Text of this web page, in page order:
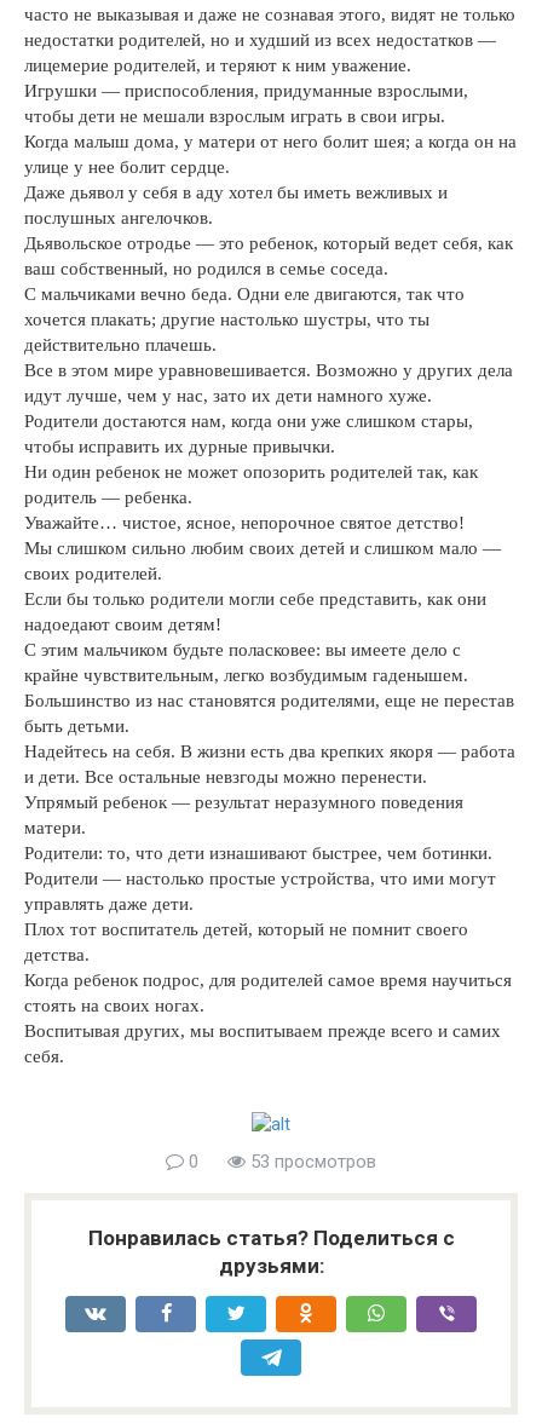
часто не выказывая и даже не сознавая этого, видят не только
недостатки родителей, но и худший из всех недостатков —
лицемерие родителей, и теряют к ним уважение.
Игрушки — приспособления, придуманные взрослыми,
чтобы дети не мешали взрослым играть в свои игры.
Когда малыш дома, у матери от него болит шея; а когда он на
улице у нее болит сердце.
Даже дьявол у себя в аду хотел бы иметь вежливых и
послушных ангелочков.
Дьявольское отродье — это ребенок, который ведет себя, как
ваш собственный, но родился в семье соседа.
С мальчиками вечно беда. Одни еле двигаются, так что
хочется плакать; другие настолько шустры, что ты
действительно плачешь.
Все в этом мире уравновешивается. Возможно у других дела
идут лучше, чем у нас, зато их дети намного хуже.
Родители достаются нам, когда они уже слишком стары,
чтобы исправить их дурные привычки.
Ни один ребенок не может опозорить родителей так, как
родитель — ребенка.
Уважайте… чистое, ясное, непорочное святое детство!
Мы слишком сильно любим своих детей и слишком мало —
своих родителей.
Если бы только родители могли себе представить, как они
надоедают своим детям!
С этим мальчиком будьте поласковее: вы имеете дело с
крайне чувствительным, легко возбудимым гаденышем.
Большинство из нас становятся родителями, еще не перестав
быть детьми.
Надейтесь на себя. В жизни есть два крепких якоря — работа
и дети. Все остальные невзгоды можно перенести.
Упрямый ребенок — результат неразумного поведения
матери.
Родители: то, что дети изнашивают быстрее, чем ботинки.
Родители — настолько простые устройства, что ими могут
управлять даже дети.
Плох тот воспитатель детей, который не помнит своего
детства.
Когда ребенок подрос, для родителей самое время научиться
стоять на своих ногах.
Воспитывая других, мы воспитываем прежде всего и самих
себя.
0 53 просмотров
Понравилась статья? Поделиться с
друзьями: